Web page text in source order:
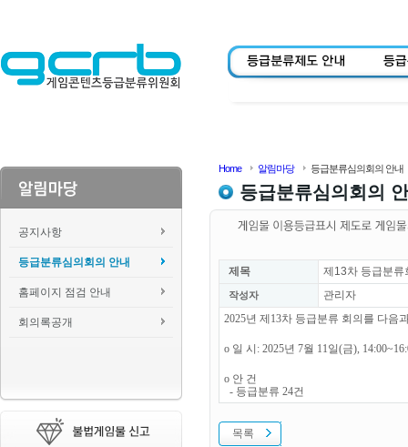
공지사항
등급분류심의회의 안내
홈페이지 점검 안내
회의록공개
Home 알림마당 등급분류심의회의 안내
등급분류심의회의
제목 제13차 등급분류
작성자
관리자
2025년 제13차 등급분류 회의를 다음
o 일 시: 2025년 7월 11일(금),
o 안 건
- 등급분류 24건
목록